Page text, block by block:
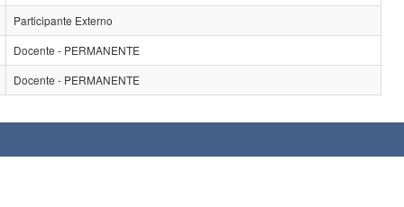
Participante Externo
Docente - PERMANENTE
Docente - PERMANENTE